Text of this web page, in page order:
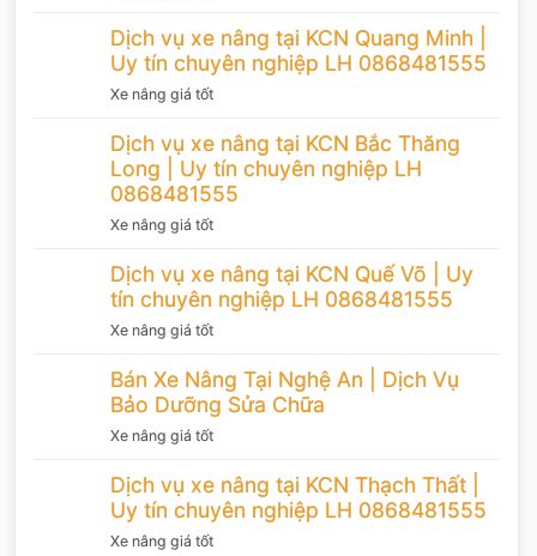
Dịch vụ xe nâng tại KCN Quang Minh |
Uy tín chuyên nghiệp LH 0868481555
Xe nâng giá tốt
Dịch vụ xe nâng tại KCN Bắc Thăng
Long | Uy tín chuyên nghiệp LH
0868481555
Xe nâng giá tốt
Dịch vụ xe nâng tại KCN Quế Võ | Uy
tín chuyên nghiệp LH 0868481555
Xe nâng giá tốt
Bán Xe Nâng Tại Nghệ An | Dịch Vụ
Bảo Dưỡng Sửa Chữa
Xe nâng giá tốt
Dịch vụ xe nâng tại KCN Thạch Thất |
Uy tín chuyên nghiệp LH 0868481555
Xe nâng giá tốt